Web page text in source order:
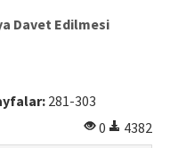
Davet Edilmesi
281-303
0
4382